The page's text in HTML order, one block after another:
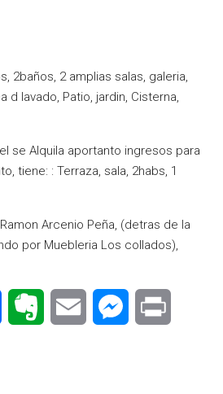
2baños, 2 amplias salas, galeria,
d lavado, Patio, jardin, Cisterna,
se Alquila aportanto ingresos para
tiene: : Terraza, sala, 2habs, 1
Arcenio Peña, (detras de la
por Muebleria Los collados),
FacebookEvernote Email Messenger